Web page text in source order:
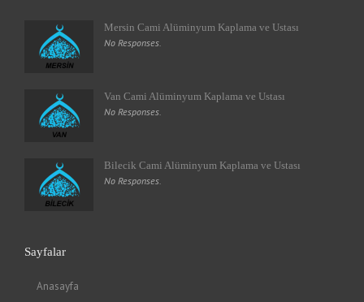
Mersin Cami Alüminyum Kaplama ve Ustası
No Responses.
Van Cami Alüminyum Kaplama ve Ustası
No Responses.
Bilecik Cami Alüminyum Kaplama ve Ustası
No Responses.
Sayfalar
Anasayfa